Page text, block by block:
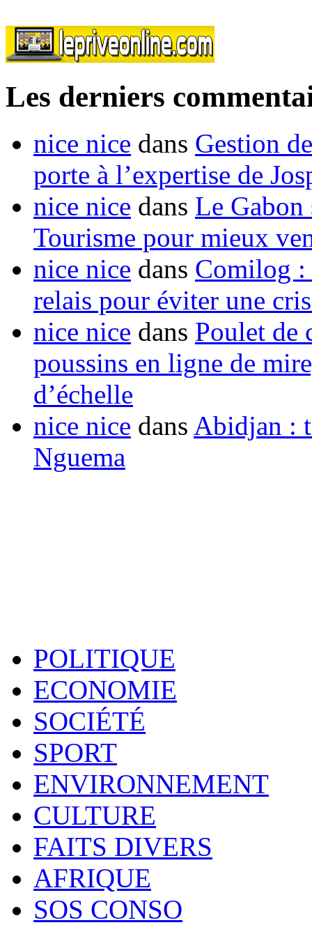
Les derniers
nice nice dans Gestion
porte à l’expertise de
nice nice dans Le Gabon
Tourisme pour mieux
nice nice dans Comilog :
relais pour éviter une
nice nice dans Poulet de
poussins en ligne de
d’échelle
nice nice dans Abidjan :
Nguema
POLITIQUE
ECONOMIE
SOCIÉTÉ
SPORT
ENVIRONNEMENT
CULTURE
FAITS DIVERS
AFRIQUE
SOS CONSO